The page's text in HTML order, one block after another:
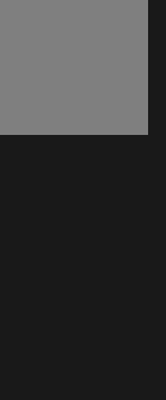
ventana)